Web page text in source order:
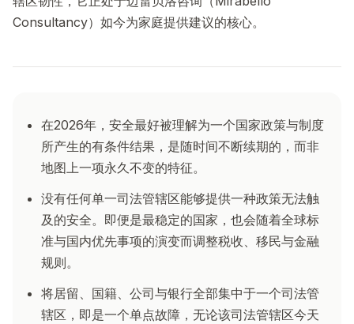
Consultancy）如今为家庭提供建议的核心。
在2026年，安全最好被理解为一个国家政策与制度
所产生的有条件结果，是随时间不断续期的，而非
地图上一项永久不变的特征。
没有任何单一司法管辖区能够提供一种政策无法触
及的安全。即便是最稳定的国家，也会随着全球标
准与国内优先事项的演变而调整税收、移民与金融
规则。
将居留、国籍、公司与银行全部集中于一个司法管
辖区，即是一个单点故障，无论该司法管辖区今天